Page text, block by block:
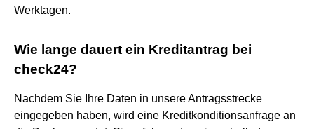
Werktagen.
Wie lange dauert ein Kreditantrag bei
check24?
Nachdem Sie Ihre Daten in unsere Antragsstrecke
eingegeben haben, wird eine Kreditkonditionsanfrage an